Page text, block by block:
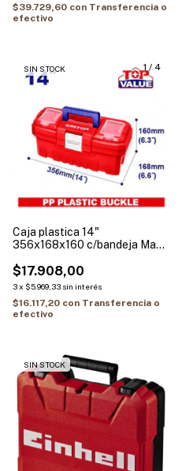
$39.729,60 con Transferencia o
efectivo
1 / 4
SIN STOCK
Caja plastica 14"
356x168x160 c/bandeja Max
$17.908,00
3x $5.969,33 sin interés
$16.117,20 con Transferencia o
efectivo
SIN STOCK